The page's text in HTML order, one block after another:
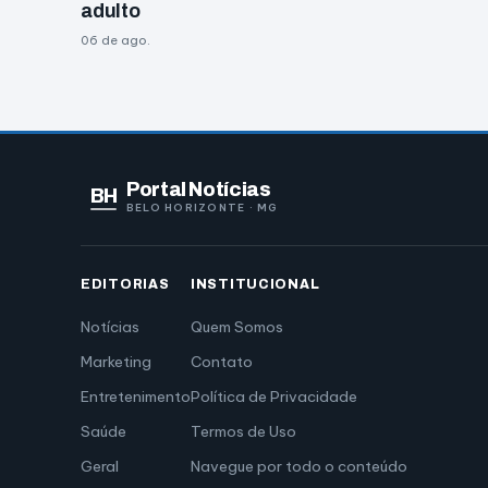
adulto
06 de ago.
BH Portal Notícias
BELO HORIZONTE · MG
EDITORIAS
Notícias
Marketing
Entretenimento
Saúde
Geral
INSTITUCIONAL
Quem Somos
Contato
Política de Privacidade
Termos de Uso
Navegue por todo o conteúdo